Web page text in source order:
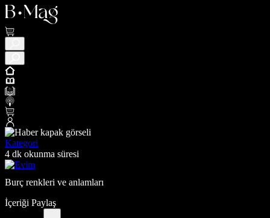
Kategori
4 dk okunma süresi
Burç renkleri ve anlamları
İçeriği Paylaş